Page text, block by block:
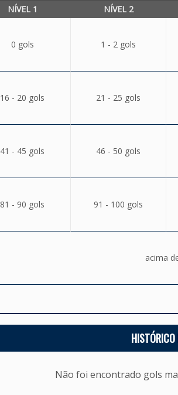
NÍVEL 1 NÍVEL 2
0 gols 1 - 2 gols
16 - 20 gols 21 - 25 gols
41 - 45 gols 46 - 50 gols
81 - 90 gols 91 - 100 gols
acima
HISTÓRICO
Não foi encontrado gols